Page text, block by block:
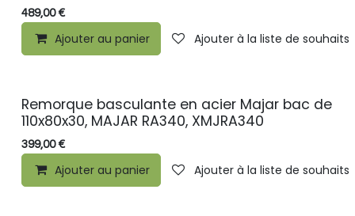
489,00€
Ajouter au panier Ajouter à la liste de souhaits
Remorque basculante en acier Majar bac de
110x80x30, MAJAR RA340, XMJRA340
399,00€
Ajouter au panier Ajouter à la liste de souhaits